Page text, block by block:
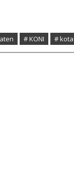
# KONI # kota